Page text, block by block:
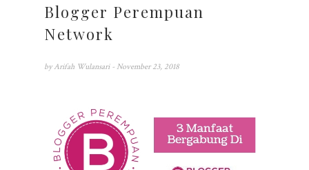
Blogger Perempuan
Network
by Arifah Wulansari - November 23, 2018